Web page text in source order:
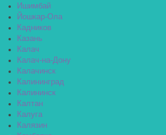
Ишимбай
Йошкар-Ола
Кадников
Казань
Калач
Калач-на-Дону
Калачинск
Калининград
Калининск
Калтан
Калуга
Калязин